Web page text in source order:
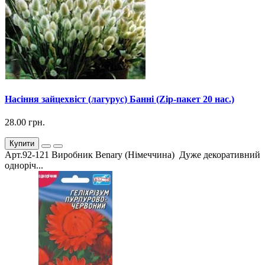
Насіння зайцехвіст (лагурус) Банні (Zip-пакет 20 нас.)
28.00 грн.
Купити
Арт.92-121 Виробник Benary (Німеччина) Дуже декоративний
одноріч...